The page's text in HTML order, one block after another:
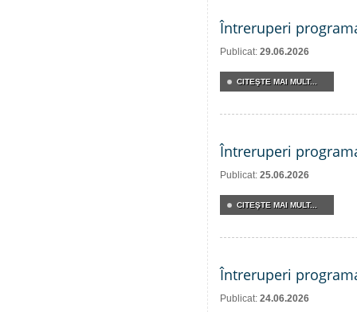
Întreruperi
Publicat: 29.06.2026
CITEŞTE MAI MULT...
Întreruperi
Publicat: 25.06.2026
CITEŞTE MAI MULT...
Întreruperi
Publicat: 24.06.2026